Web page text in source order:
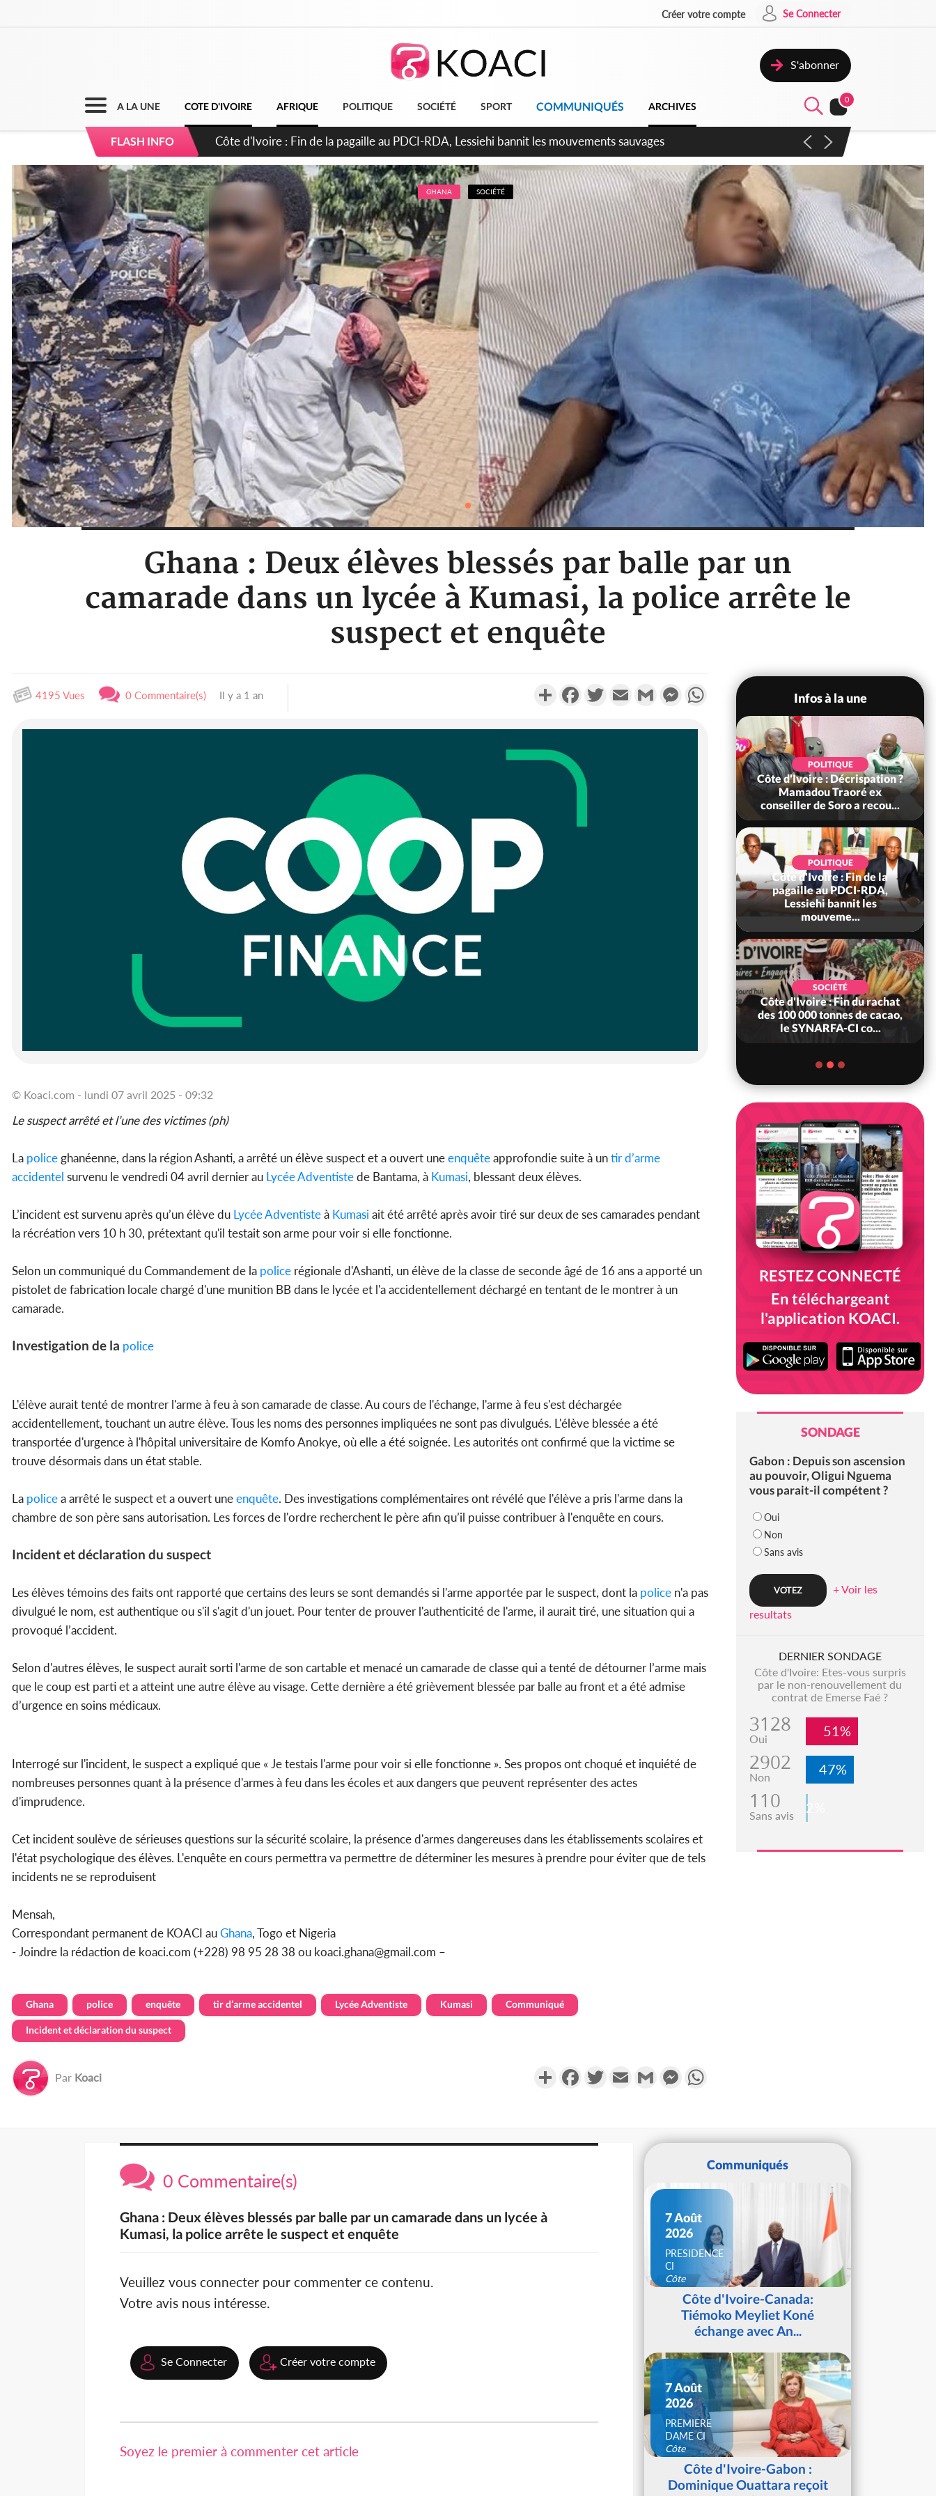
Créer votre compte Se Connecter
S'abonner
A LA UNE COTE D'IVOIRE AFRIQUE POLITIQUE SOCIÉTÉ SPORT COMMUNIQUÉS ARCHIVES
0
FLASH INFO Côte d'Ivoire : Ouattara promet des sanctions contre les déguerpissements illégaux
GHANA SOCIÉTÉ
Ghana : Deux élèves blessés par balle par un
camarade dans un lycée à Kumasi, la police arrête le
suspect et enquête
4195 Vues 0 Commentaire(s) Il y a 1 an PartagerFacebookTwitterEmail Gmail MessengerWhatsApp
© Koaci.com - lundi 07 avril 2025 - 09:32
Le suspect arrêté et l’une des victimes (ph)
La policeghanéenne, dans la région Ashanti, a arrêté un élève suspect et a ouvert uneenquêteapprofondie suite à untir d’arme
accidentel survenu le vendredi 04 avril dernier au Lycée Adventistede Bantama, à Kumasi, blessant deux élèves.
L’incident est survenu après qu’un élève du Lycée Adventisteà Kumasi ait été arrêté après avoir tiré sur deux de ses camarades pendant
la récréation vers 10 h 30, prétextant qu'il testait son arme pour voir si elle fonctionne.
Selon un communiqué du Commandement de la police régionale d'Ashanti, un élève de la classe de seconde âgé de 16 ans a apporté un
pistolet de fabrication locale chargé d'une munition BB dans le lycée et l'a accidentellement déchargé en tentant de le montrer à un
camarade.
Investigation de la police
L'élève aurait tenté de montrer l'arme à feu à son camarade de classe. Au cours de l'échange, l'arme à feu s'est déchargée
accidentellement, touchant un autre élève. Tous les noms des personnes impliquées ne sont pas divulgués. L'élève blessée a été
transportée d'urgence à l'hôpital universitaire de Komfo Anokye, où elle a été soignée. Les autorités ont confirmé que la victime se
trouve désormais dans un état stable.
La policea arrêté le suspect et a ouvert uneenquête. Des investigations complémentaires ont révélé que l'élève a pris l'arme dans la
chambre de son père sans autorisation. Les forces de l'ordre recherchent le père afin qu’il puisse contribuer à l'enquête en cours.
Incident et déclaration du suspect
Les élèves témoins des faits ont rapporté que certains des leurs se sont demandés si l'arme apportée par le suspect, dont la police n'a pas
divulgué le nom, est authentique ou s'il s'agit d'un jouet. Pour tenter de prouver l'authenticité de l'arme, il aurait tiré, une situation qui a
provoqué l’accident.
Selon d'autres élèves, le suspect aurait sorti l'arme de son cartable et menacé un camarade de classe qui a tenté de détourner l’arme mais
que le coup est parti et a atteint une autre élève au visage. Cette dernière a été grièvement blessée par balle au front et a été admise
d’urgence en soins médicaux.
Interrogé sur l'incident, le suspect a expliqué que « Je testais l'arme pour voir si elle fonctionne ». Ses propos ont choqué et inquiété de
nombreuses personnes quant à la présence d'armes à feu dans les écoles et aux dangers que peuvent représenter des actes
d'imprudence.
Cet incident soulève de sérieuses questions sur la sécurité scolaire, la présence d'armes dangereuses dans les établissements scolaires et
l'état psychologique des élèves. L'enquête en cours permettra va permettre de déterminer les mesures à prendre pour éviter que de tels
incidents ne se reproduisent
Mensah,
Correspondant permanent de KOACI auGhana, Togo et Nigeria
- Joindre la rédaction de koaci.com (+228) 98 95 28 38 ou koaci.ghana@gmail.com –
Ghana police enquête tir d’arme accidentel Lycée Adventiste Kumasi Communiqué
Incident et déclaration du suspect
Par Koaci PartagerFacebookTwitterEmail Gmail Messenger
Infos à la une
Côte d'Ivoire : Ouattara
promet des sanctions contre
POLITIQUE
Côte d'Ivoire : Décrispation ?
Mamadou Traoré ex
conseiller de Soro a recou...
POLITIQUE
Côte d'Ivoire : Fin de la
pagaille au PDCI-RDA,
Lessiehi bannit les
mouveme...
SOCIÉTÉ
Côte d'Ivoire : Fin du rachat
des 100 000 tonnes de cacao,
le SYNARFA-CI co...
RESTEZ CONNECTÉ
En téléchargeant
l'application KOACI.
SONDAGE
Gabon : Depuis son ascension
au pouvoir, Oligui Nguema
vous parait-il compétent ?
Oui
Non
Sans avis
+ Voir les
resultats
DERNIER SONDAGE
Côte d'Ivoire: Etes-vous surpris
par le non-renouvellement du
contrat de Emerse Faé ?
3128
Oui 51%
2902
Non 47%
110
Sans avis 2%
0 Commentaire(s)
Ghana : Deux élèves blessés par balle par un camarade dans un lycée à
Kumasi, la police arrête le suspect et enquête
Veuillez vous connecter pour commenter ce contenu.
Votre avis nous intéresse.
Se Connecter Créer votre compte
Soyez le premier à commenter cet article
Communiqués
7 Août
2026
PRESIDENCE
CI
Côte
d'IvoireCôte d'Ivoire-Canada:
Tiémoko Meyliet Koné
échange avec An...
7 Août
2026
PREMIERE
DAME CI
Côte
d'IvoireCôte d'Ivoire-Gabon :
Dominique Ouattara reçoit